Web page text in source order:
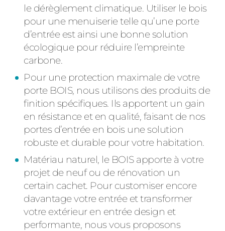
le dérèglement climatique. Utiliser le bois
pour une menuiserie telle qu’une porte
d’entrée est ainsi une bonne solution
écologique pour réduire l’empreinte
carbone.
Pour une protection maximale de votre
porte BOIS, nous utilisons des produits de
finition spécifiques. Ils apportent un gain
en résistance et en qualité, faisant de nos
portes d’entrée en bois une solution
robuste et durable pour votre habitation.
Matériau naturel, le BOIS apporte à votre
projet de neuf ou de rénovation un
certain cachet. Pour customiser encore
davantage votre entrée et transformer
votre extérieur en entrée design et
performante, nous vous proposons